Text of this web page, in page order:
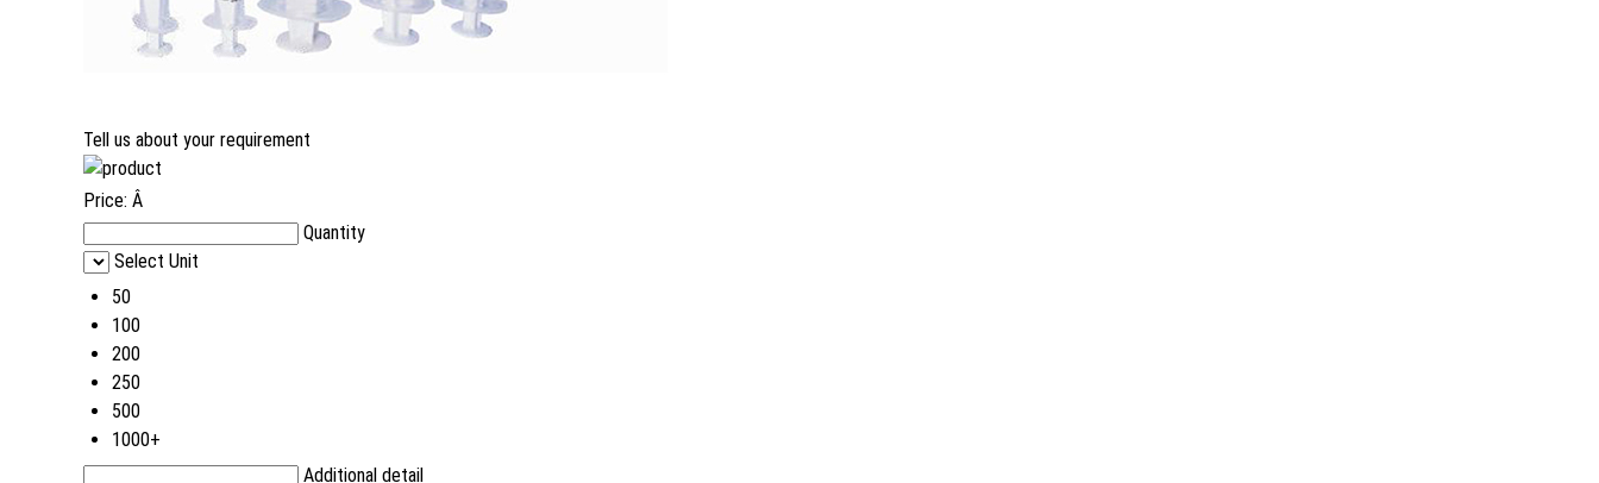
Tell us about your requirement
Price: Â
Quantity
Select Unit
50
100
200
250
500
1000+
Additional detail